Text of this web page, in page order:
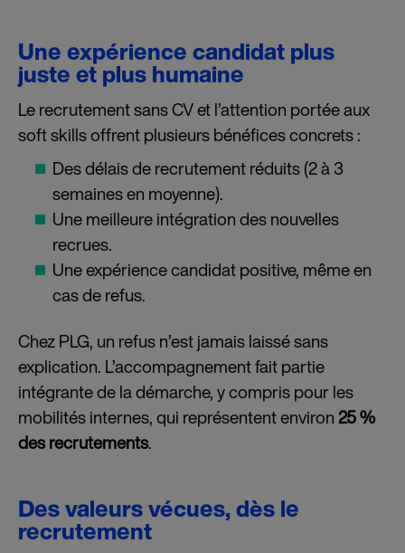
Une expérience candidat plus
juste et plus humaine
Le recrutement sans CV et l’attention portée aux
soft skills offrent plusieurs bénéfices concrets :
Des délais de recrutement réduits (2 à 3
semaines en moyenne).
Une meilleure intégration des nouvelles
recrues.
Une expérience candidat positive, même en
cas de refus.
Chez PLG, un refus n’est jamais laissé sans
explication. L’accompagnement fait partie
intégrante de la démarche, y compris pour les
mobilités internes, qui représentent environ 25 %
des recrutements.
Des valeurs vécues, dès le
recrutement